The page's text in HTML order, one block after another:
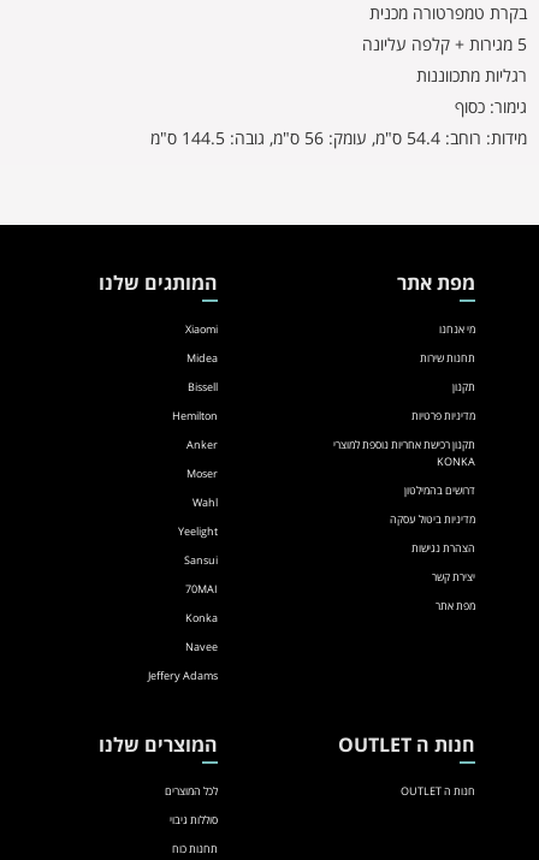
בקרת טמפרטורה מכנית
5 מגירות + קלפה עליונה
רגליות מתכווננות
גימור: כסוף
מידות: רוחב: 54.4 ס"מ, עומק: 56 ס"מ, גובה: 144.5 ס"מ
מפת אתר
מי אנחנו
תחנות שירות
תקנון
מדיניות פרטיות
תקנון רכישת אחריות נוספת למוצרי
KONKA
דרושים בהמילטון
מדיניות ביטול עסקה
הצהרת נגישות
יצירת קשר
מפת אתר
המותגים שלנו
Xiaomi
Midea
Bissell
Hemilton
Anker
Moser
Wahl
Yeelight
Sansui
70MAI
Konka
Navee
Jeffery Adams
חנות ה OUTLET
חנות ה OUTLET
המוצרים שלנו
לכל המוצרים
סוללות גיבוי
תחנות כוח